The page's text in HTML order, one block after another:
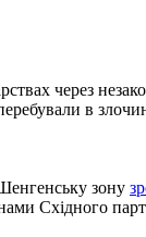
через
в
зону
Східного